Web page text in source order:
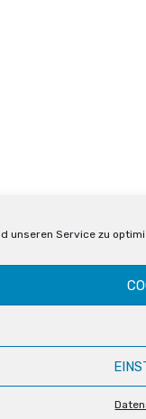
unseren Service zu